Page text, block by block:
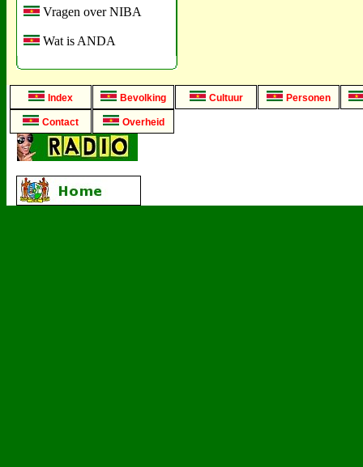
Vragen over NIBA
Wat is ANDA
Index Bevolking Cultuur Personen
Contact Overheid